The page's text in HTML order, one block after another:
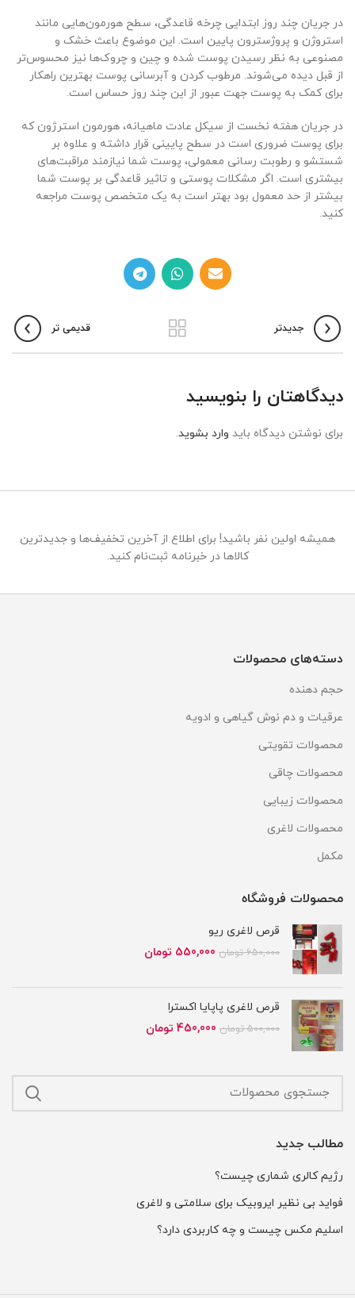
در جریان چند روز ابتدایی چرخه قاعدگی، سطح هورمون‌هایی مانند
استروژن و پروژسترون پایین است. این موضوع باعث خشک و
مصنوعی به نظر رسیدن پوست شده و چین و چروک‌ها نیز محسوس‌تر
از قبل دیده می‌شوند. مرطوب کردن و آبرسانی پوست بهترین راهکار
برای کمک به پوست جهت عبور از این چند روز حساس است.
در جریان هفته نخست از سیکل عادت ماهیانه، هورمون استرژون که
برای پوست ضروری است در سطح پایینی قرار داشته و علاوه بر
شستشو و رطوبت رسانی معمولی، پوست شما نیازمند مراقبت‌های
بیشتری است. اگر مشکلات پوستی و تاثیر قاعدگی بر پوست شما
بیشتر از حد معمول بود بهتر است به یک متخصص پوست مراجعه
کنید.
جدیدتر قدیمی تر
دیدگاهتان را بنویسید
برای نوشتن دیدگاه باید وارد بشوید.
همیشه اولین نفر باشید! برای اطلاع از آخرین تخفیف‌ها و جدیدترین
کالاها در خبرنامه ثبت‌نام کنید.
دسته‌های محصولات
حجم دهنده
عرقیات و دم نوش گیاهی و ادویه
محصولات تقویتی
محصولات چاقی
محصولات زیبایی
محصولات لاغری
مکمل
محصولات فروشگاه
قرص لاغری ریو
650,000 تومان قیمت
550,000 تومان
قرص لاغری پاپایا اکسترا
500,000 تومان قیمت
بود.
450,000 تومان
است.
مطالب جدید
رژیم کالری شماری چیست؟
فواید بی نظیر ایروبیک برای سلامتی و لاغری
اسلیم مکس چیست و چه کاربردی دارد؟